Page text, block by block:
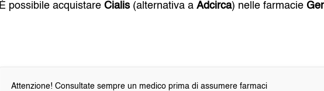
È possibile acquistareCialis (alternativa aAdcirca) nelle farmacie
Attenzione! Consultate sempre un medico prima di assumere farmaci